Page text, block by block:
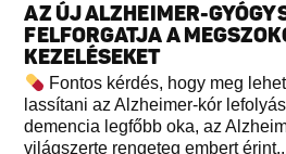
AZ ÚJ ALZHEIMER-
FELFORGATJA A
KEZELÉSEKET
Fontos kérdés, hogy meg
lassítani az Alzheimer-kór
demencia legfőbb oka, az
világszerte rengeteg embert